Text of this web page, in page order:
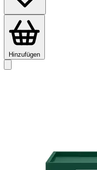
Hinzufügen